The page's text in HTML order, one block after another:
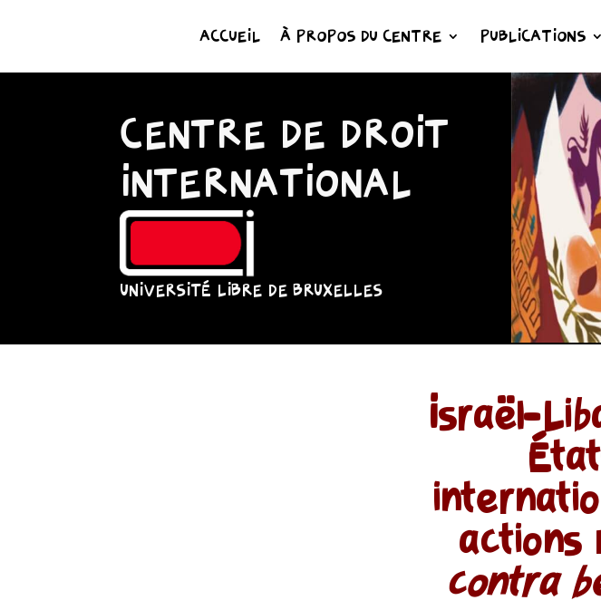
ACCUEIL À PROPOS DU CENTRE PUBLICATIONS
CENTRE DE DROIT
INTERNATIONAL
UNIVERSITÉ LIBRE DE BRUXELLES
Israël-
actions
contra